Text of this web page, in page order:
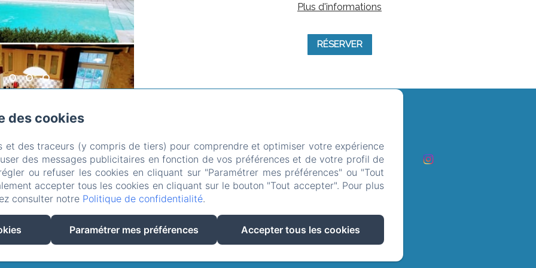
Plus d'informations
RÉSERVER
Les gites Le domaine Les environs
Contact
confidentialité
Informations légales Informations sur les cookies
EN FR ES NL
des cookies
et des traceurs (y compris de tiers) pour comprendre et optimiser votre expérience
des messages publicitaires en fonction de vos préférences et de votre profil de
ou refuser les cookies en cliquant sur "Paramétrer mes préférences" ou "Tout
accepter tous les cookies en cliquant sur le bouton "Tout accepter". Pour plus
consulter notre Politique de confidentialité.
Paramétrer mes préférences Accepter tous les cookies